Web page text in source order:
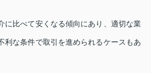
に比べて安くなる傾向にあり、適切な業
利な条件で取引を進められるケースもあ